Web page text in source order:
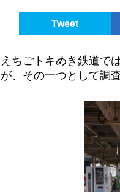
Tweet
えちごトキめき鉄道で
が、その一つとして調